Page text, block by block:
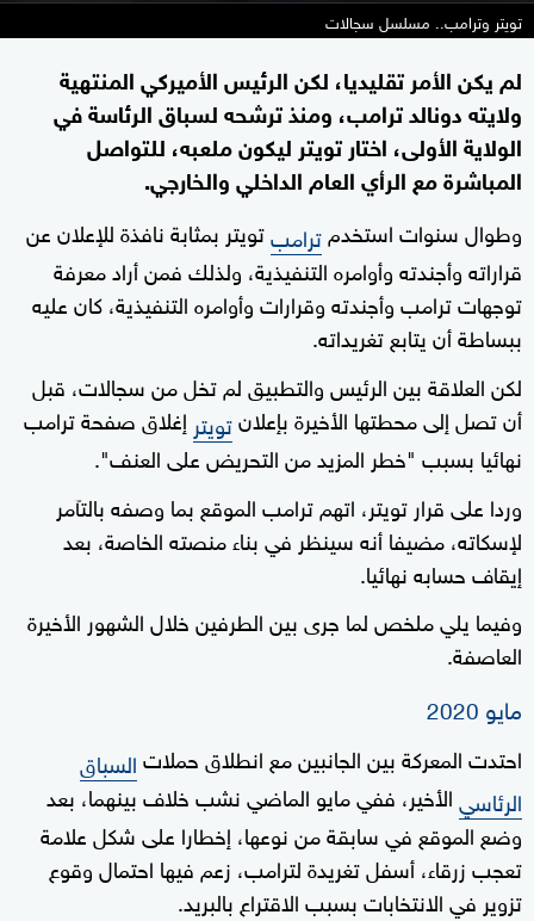
تويتر وترامب.. مسلسل سجالات
لم يكن الأمر تقليديا، لكن الرئيس الأميركي المنتهية
ولايته دونالد ترامب، ومنذ ترشحه لسباق الرئاسة في
الولاية الأولى، اختار تويتر ليكون ملعبه، للتواصل
المباشرة مع الرأي العام الداخلي والخارجي.
وطوال سنوات استخدمترامبتويتر بمثابة نافذة للإعلان عن
قراراته وأجندته وأوامره التنفيذية، ولذلك فمن أراد معرفة
توجهات ترامب وأجندته وقرارات وأوامره التنفيذية، كان عليه
ببساطة أن يتابع تغريداته.
لكن العلاقة بين الرئيس والتطبيق لم تخل من سجالات، قبل
أن تصل إلى محطتها الأخيرة بإعلانتويتر إغلاق صفحة ترامب
نهائيا بسبب "خطر المزيد من التحريض على العنف".
وردا على قرار تويتر، اتهم ترامب الموقع بما وصفه بالتآمر
لإسكاته، مضيفا أنه سينظر في بناء منصته الخاصة، بعد
إيقاف حسابه نهائيا.
وفيما يلي ملخص لما جرى بين الطرفين خلال الشهور الأخيرة
العاصفة.
مايو 2020
احتدت المعركة بين الجانبين مع انطلاق حملاتالسباق
الرئاسيالأخير، ففي مايو الماضي نشب خلاف بينهما، بعد
وضع الموقع في سابقة من نوعها، إخطارا على شكل علامة
تعجب زرقاء، أسفل تغريدة لترامب، زعم فيها احتمال وقوع
تزوير في الانتخابات بسبب الاقتراع بالبريد.